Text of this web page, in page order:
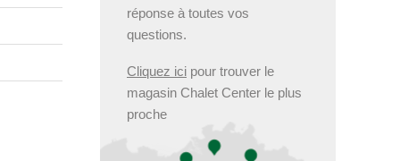
réponse à toutes vos
questions.
Cliquez ici pour trouver le
magasin Chalet Center le plus
proche